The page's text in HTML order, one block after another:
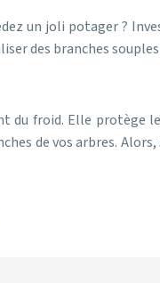
un joli potager ?
des branches
froid. Elle protège
de vos arbres.